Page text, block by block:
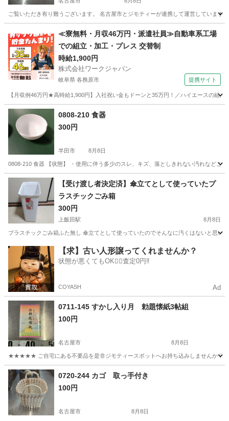
ご覧いただき有り難うございます。 名古屋市とジモティーが連携して運営してい
調理器具 リユース
≪寮無料・月収46万円・派遣社員≫自動車系工場
での組立・加工・プレス 交替制
時給1,900円
株式会社ワークジャパン
岐阜県 各務原市 提携サイト
【月収例46万円★高時給1,900円】入社祝い金もドーンと35万円！／ハイエースの組
岐阜 各務原市 0808-210 食器
300円
半田市 8月8日
0808-210 食器 【状態】 ・使用に伴う多少のスレ、キズ、落としきれない汚れなど
愛知 半田市 食器 現地
【受け渡し者決定済】傘立てとして使っていたプ
ラスチックごみ箱
300円
上飯田駅 8月8日
プラスチックごみ箱ふた無し 傘立てとして使っていたのでそんなに汚くはないと思
愛知 名古屋市 上飯田駅 家庭用品
【求】古い人形譲ってくれませんか？
状態が悪くてもOK🙆‍♀️査定0円‼️
COYASH Ad
0711-145 すかし入り月 勅題懐紙3帖組
100円
名古屋市 8月8日
★★★★★ ご自宅にある不要品を是非ジモティースポットへお持ち込みしませんか？
愛知 名古屋市 懐紙
0720-244 カゴ 取っ手付き
100円
名古屋市 8月8日